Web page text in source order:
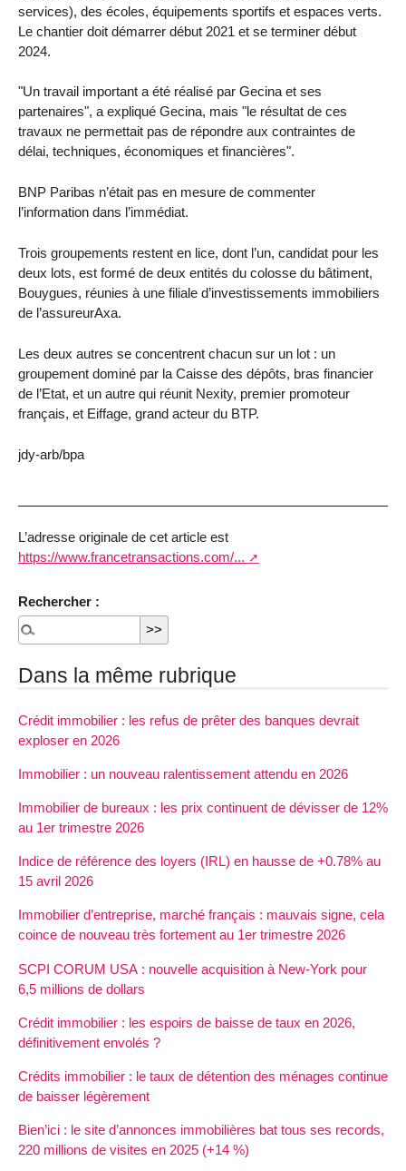
services), des écoles, équipements sportifs et espaces verts.
Le chantier doit démarrer début 2021 et se terminer début
2024.
"Un travail important a été réalisé par Gecina et ses
partenaires", a expliqué Gecina, mais "le résultat de ces
travaux ne permettait pas de répondre aux contraintes de
délai, techniques, économiques et financières".
BNP Paribas n’était pas en mesure de commenter
l’information dans l’immédiat.
Trois groupements restent en lice, dont l’un, candidat pour les
deux lots, est formé de deux entités du colosse du bâtiment,
Bouygues, réunies à une filiale d’investissements immobiliers
de l’assureurAxa.
Les deux autres se concentrent chacun sur un lot : un
groupement dominé par la Caisse des dépôts, bras financier
de l’Etat, et un autre qui réunit Nexity, premier promoteur
français, et Eiffage, grand acteur du BTP.
jdy-arb/bpa
L’adresse originale de cet article est
https://www.francetransactions.com/...
Rechercher :
Dans la même rubrique
Crédit immobilier : les refus de prêter des banques devrait
exploser en 2026
Immobilier : un nouveau ralentissement attendu en 2026
Immobilier de bureaux : les prix continuent de dévisser de 12%
au 1er trimestre 2026
Indice de référence des loyers (IRL) en hausse de +0.78% au
15 avril 2026
Immobilier d’entreprise, marché français : mauvais signe, cela
coince de nouveau très fortement au 1er trimestre 2026
SCPI CORUM USA : nouvelle acquisition à New-York pour
6,5 millions de dollars
Crédit immobilier : les espoirs de baisse de taux en 2026,
définitivement envolés ?
Crédits immobilier : le taux de détention des ménages continue
de baisser légèrement
Bien’ici : le site d’annonces immobilières bat tous ses records,
220 millions de visites en 2025 (+14 %)